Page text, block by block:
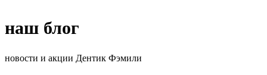
наш блог
новости и акции Дентик Фэмили